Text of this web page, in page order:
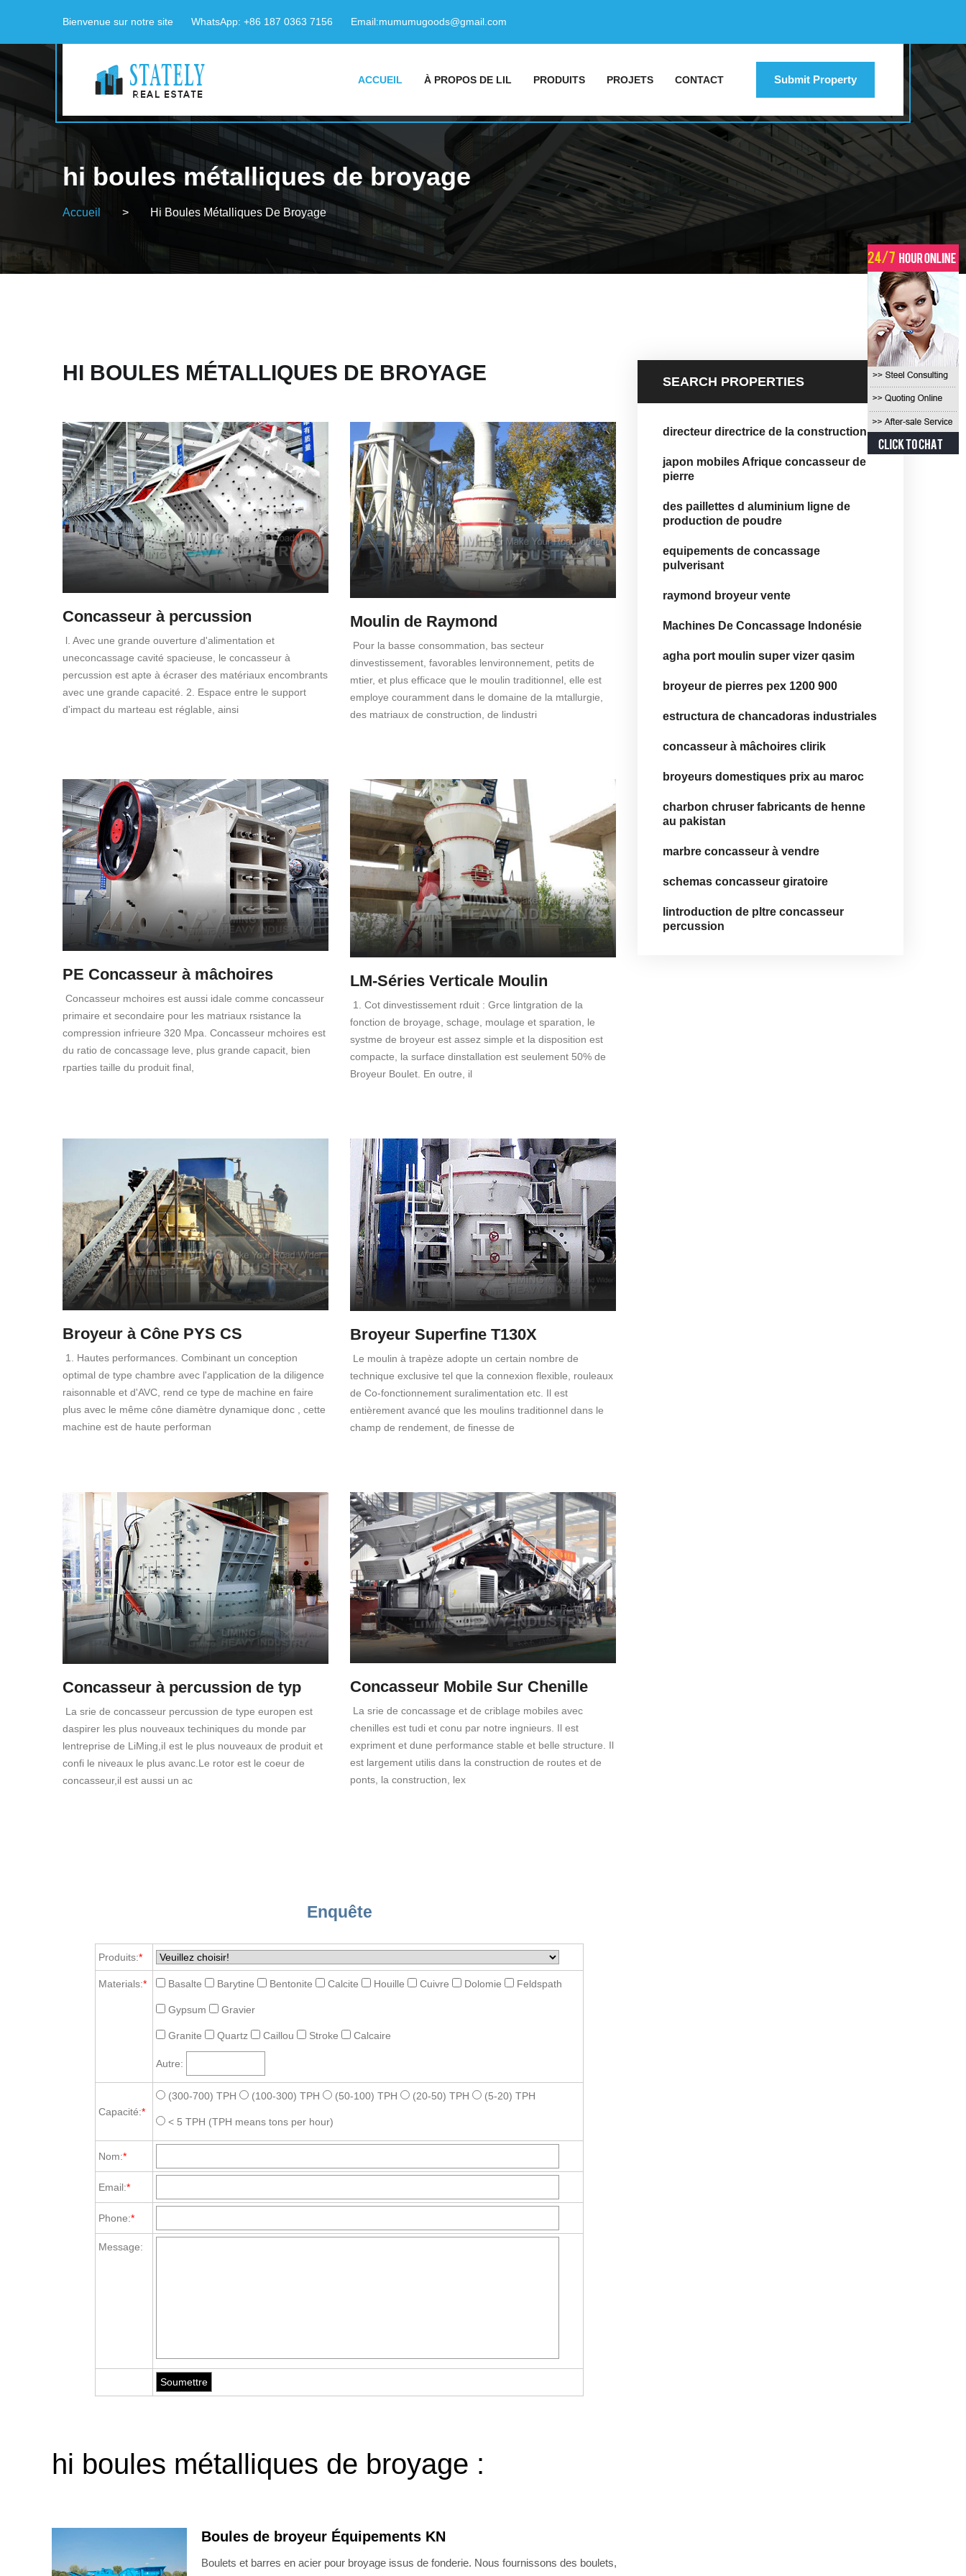
Bienvenue sur notre site WhatsApp: +86 187 0363 7156 Email:mumumugoods@gmail.com
ACCUEIL À PROPOS DE LIL PRODUITS PROJETS CONTACT Submit Property
hi boules métalliques de broyage
Accueil > Hi Boules Métalliques De Broyage
HI BOULES MÉTALLIQUES DE BROYAGE
Concasseur à percussion
l. Avec une grande ouverture d'alimentation et
uneconcassage cavité spacieuse, le concasseur à
percussion est apte à écraser des matériaux encombrants
avec une grande capacité. 2. Espace entre le support
d'impact du marteau est réglable, ainsi
Moulin de Raymond
Pour la basse consommation, bas secteur
dinvestissement, favorables lenvironnement, petits de
mtier, et plus efficace que le moulin traditionnel, elle est
employe couramment dans le domaine de la mtallurgie,
des matriaux de construction, de lindustri
PE Concasseur à mâchoires
Concasseur mchoires est aussi idale comme concasseur
primaire et secondaire pour les matriaux rsistance la
compression infrieure 320 Mpa. Concasseur mchoires est
du ratio de concassage leve, plus grande capacit, bien
rparties taille du produit final,
LM-Séries Verticale Moulin
1. Cot dinvestissement rduit : Grce lintgration de la
fonction de broyage, schage, moulage et sparation, le
systme de broyeur est assez simple et la disposition est
compacte, la surface dinstallation est seulement 50% de
Broyeur Boulet. En outre, il
Broyeur à Cône PYS CS
1. Hautes performances. Combinant un conception
optimal de type chambre avec l'application de la diligence
raisonnable et d'AVC, rend ce type de machine en faire
plus avec le même cône diamètre dynamique donc , cette
machine est de haute performan
Broyeur Superfine T130X
Le moulin à trapèze adopte un certain nombre de
technique exclusive tel que la connexion flexible, rouleaux
de Co-fonctionnement suralimentation etc. Il est
entièrement avancé que les moulins traditionnel dans le
champ de rendement, de finesse de
Concasseur à percussion de typ
La srie de concasseur percussion de type europen est
daspirer les plus nouveaux techiniques du monde par
lentreprise de LiMing,iI est le plus nouveaux de produit et
confi le niveaux le plus avanc.Le rotor est le coeur de
concasseur,il est aussi un ac
Concasseur Mobile Sur Chenille
La srie de concassage et de criblage mobiles avec
chenilles est tudi et conu par notre ingnieurs. Il est
expriment et dune performance stable et belle structure. Il
est largement utilis dans la construction de routes et de
ponts, la construction, lex
Enquête
Produits:*
Materials:* Basalte Barytine Bentonite Calcite Houille Cuivre Dolomie Feldspath
Gypsum Gravier
Granite Quartz Caillou Stroke Calcaire
Autre:
Capacité:*
(300-700) TPH (100-300) TPH (50-100) TPH (20-50) TPH (5-20) TPH
< 5 TPH (TPH means tons per hour)
Nom:*
Email:*
Phone:*
Message:
hi boules métalliques de broyage :
Boules de broyeur Équipements KN
Boulets et barres en acier pour broyage issus de fonderie. Nous fournissons des boulets,
SEARCH PROPERTIES
directeur directrice de la construction
japon mobiles Afrique concasseur de
pierre
des paillettes d aluminium ligne de
production de poudre
equipements de concassage
pulverisant
raymond broyeur vente
Machines De Concassage Indonésie
agha port moulin super vizer qasim
broyeur de pierres pex 1200 900
estructura de chancadoras industriales
concasseur à mâchoires clirik
broyeurs domestiques prix au maroc
charbon chruser fabricants de henne
au pakistan
marbre concasseur à vendre
schemas concasseur giratoire
lintroduction de pltre concasseur
percussion